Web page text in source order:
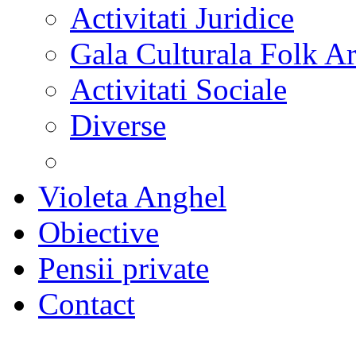
Activitati Juridice
Gala Culturala Folk
Activitati Sociale
Diverse
Violeta Anghel
Obiective
Pensii private
Contact